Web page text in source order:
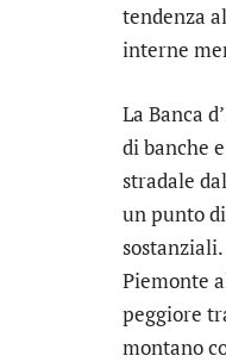
tendenza
interne
La Banca
di banche
stradale
un punto
Piemonte
peggiore
montano